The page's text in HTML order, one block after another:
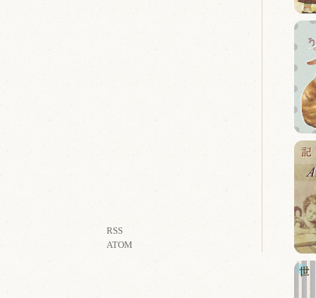
RSS
ATOM